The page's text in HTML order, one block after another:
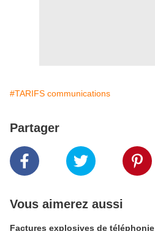
#TARIFS communications
Partager
Vous aimerez aussi
Factures explosives de téléphonie